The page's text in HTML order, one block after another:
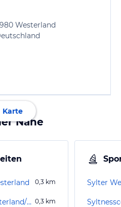
Westerland
Karte
Nähe
0,3 km
Strandpromenade Westerland/Sylt 0,3 km
Sylter